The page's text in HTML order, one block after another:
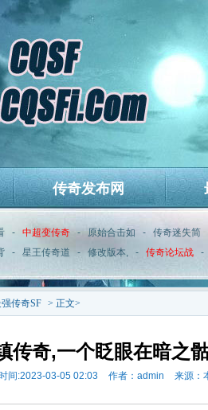
传奇发布网
- 中超变传奇 - 原始合击如 - 传奇迷失简
- 星王传奇道 - 修改版本, - 传奇论坛战 -
传奇SF > 正文>
传奇,一个眨眼在暗之
间:2023-03-05 02:03 作者：admin 来源：